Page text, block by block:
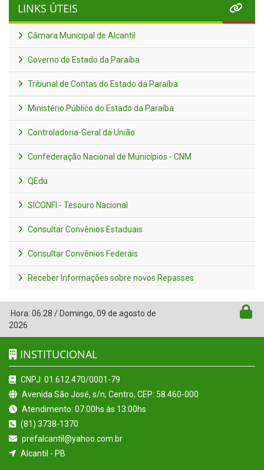
LINKS ÚTEIS
Câmara Municipal de Alcantil
Governo do Estado da Paraíba
Tribunal de Contas do Estado da Paraíba
Ministério Público do Estado da Paraíba
Controladoria-Geral da União
Confederação Nacional de Municípios - CNM
QEdu
SICONFI - Tesouro Nacional
Consultar Convênios Estaduais
Consultar Convênios Federais
Receber Informações sobre novos Repasses
Hora: 06:28 / Domingo, 09 de agosto de
2026
INSTITUCIONAL
CNPJ: 01.612.470/0001-79
Avenida São José, s/n, Centro, CEP: 58.460-000
Atendimento: 07:00hs às 13:00hs
(81) 3738-1370
prefalcantil@yahoo.com.br
Alcantil - PB